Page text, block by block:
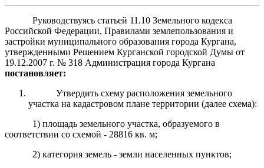
Руководствуясь статьей 11.10 Земельного кодекса
Российской Федерации, Правилами землепользования и
застройки муниципального образования города Кургана,
утвержденными Решением Курганской городской Думы от
19.12.2007 г. № 318 Администрация города Кургана
постановляет:
Утвердить схему расположения земельного
участка на кадастровом плане территории (далее схема):
1) площадь земельного участка, образуемого в
соответствии со схемой - 28816 кв. м;
2) категория земель - земли населенных пунктов;